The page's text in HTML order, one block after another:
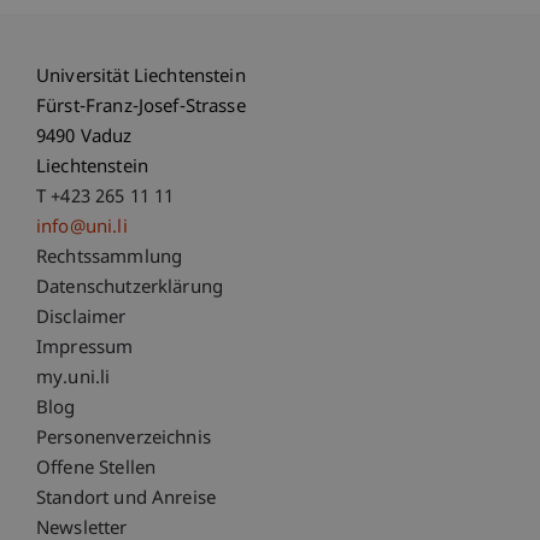
Universität Liechtenstein
Fürst-Franz-Josef-Strasse
9490 Vaduz
Liechtenstein
T +423 265 11 11
info@uni.li
Fußzeile Rechtliche Hinweise
Rechtssammlung
Datenschutzerklärung
Disclaimer
Impressum
Fußzeile Subdomain-Verzeichnis
my.uni.li
Blog
Personenverzeichnis
Offene Stellen
Standort und Anreise
Newsletter